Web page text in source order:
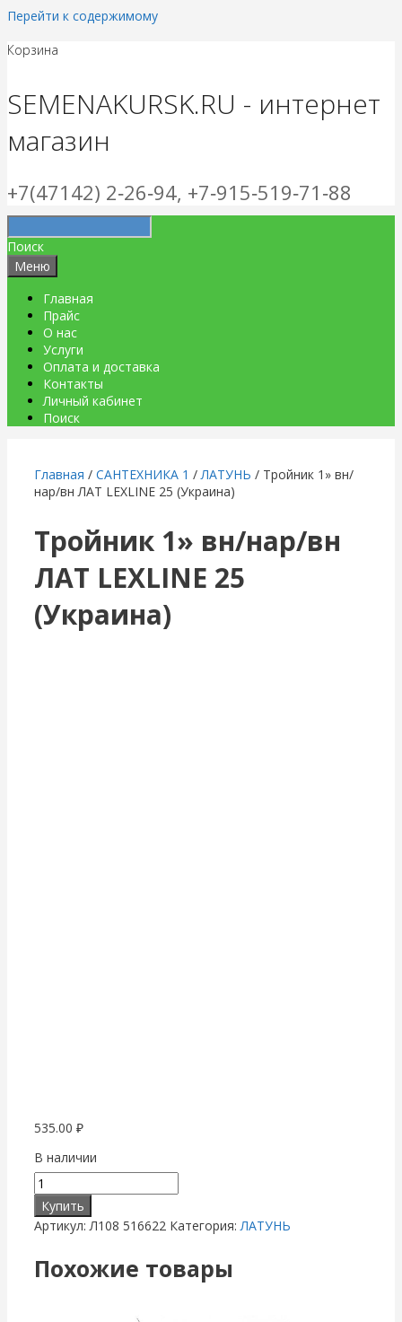
Перейти к содержимому
Корзина
SEMENAKURSK.RU - интернет
магазин
+7(47142) 2‑26‑94, +7‑915‑519‑71‑88
Поиск
Меню
Главная
Прайс
О нас
Услуги
Оплата и доставка
Контакты
Личный кабинет
Поиск
Главная / САНТЕХНИКА 1 / ЛАТУНЬ / Тройник 1» вн/
нар/вн ЛАТ LEXLINE 25 (Украина)
Тройник 1» вн/нар/вн
ЛАТ LEXLINE 25
(Украина)
535.00 ₽
В наличии
Купить
Артикул:Л108 516622 Категория:ЛАТУНЬ
Похожие товары